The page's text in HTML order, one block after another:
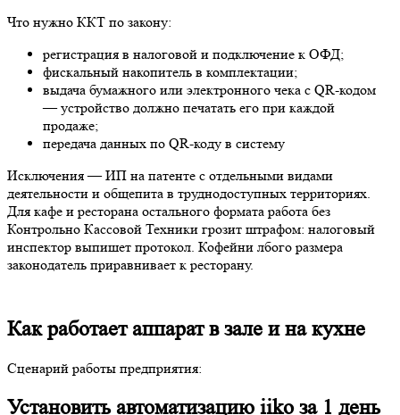
Что нужно ККТ по закону:
регистрация в налоговой и подключение к ОФД;
фискальный накопитель в комплектации;
выдача бумажного или электронного чека с QR-кодом
— устройство должно печатать его при каждой
продаже;
передача данных по QR-коду в систему
Исключения — ИП на патенте с отдельными видами
деятельности и общепита в труднодоступных территориях.
Для кафе и ресторана остального формата работа без
Контрольно Кассовой Техники грозит штрафом: налоговый
инспектор выпишет протокол. Кофейни лбого размера
законодатель приравнивает к ресторану.
Как работает аппарат в зале и на кухне
Сценарий работы предприятия:
Установить автоматизацию iiko за 1 день